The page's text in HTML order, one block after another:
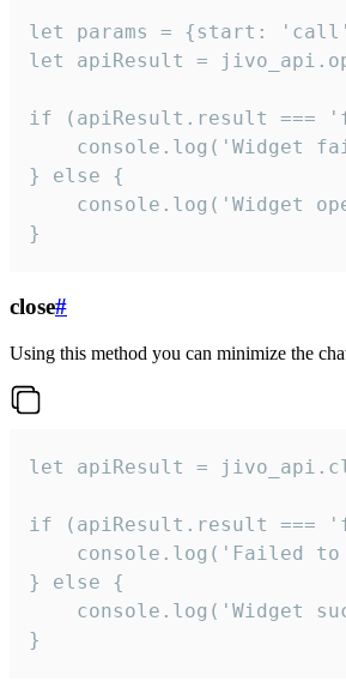
let params = {start:
let apiResult =
if (apiResult.result
console.log('Widget
} else {
console.log('Widget
}
close#
Using this method you can minimize the
let apiResult =
if (apiResult.result
console.log('Failed to
} else {
console.log('Widget
}